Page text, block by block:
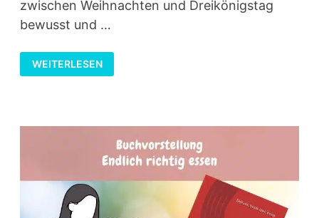
zwischen Weihnachten und Dreikönigstag
bewusst und …
BUCHREZENSION:
„DAS
KOCHBUCH
PATRICK
WEITERLESEN